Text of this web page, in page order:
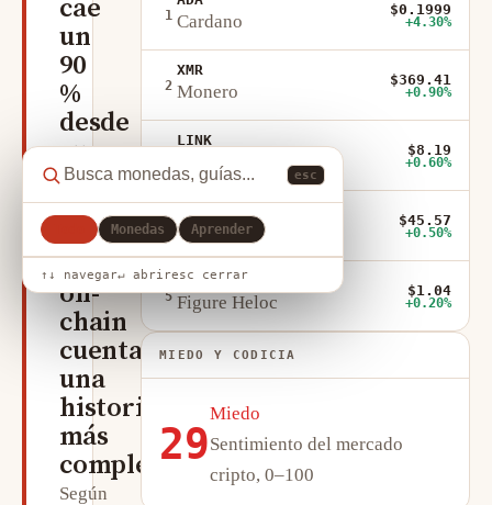
esc
Monedas Aprender
↑↓ navegar↵ abriresc cerrar
cae
un
90
%
desde
su
máximo,
pero
la
actividad
on-
chain
cuenta
una
historia
más
compleja
Según
1 Cardano
$0.1999
+4.30%
2
XMR
Monero
$369.41
+0.90%
LINK
Chainlink
$8.19
+0.60%
Litecoin
$45.57
+0.50%
5
FIGR_HELOC
Figure Heloc
$1.04
+0.20%
MIEDO Y CODICIA
29
Miedo
Sentimiento del mercado
cripto, 0–100